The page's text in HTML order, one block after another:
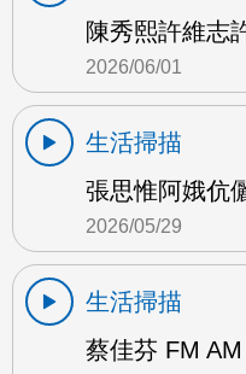
陳秀熙許維志
2026/06/01
生活掃描
張思惟阿娥伉
2026/05/29
生活掃描
蔡佳芬 FM AM